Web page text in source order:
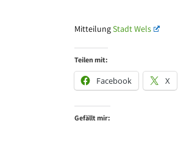
MitteilungStadt Wels
Teilen mit:
Facebook X
Gefällt mir: